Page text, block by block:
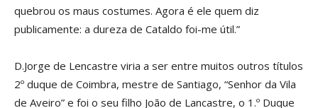
quebrou os maus costumes. Agora é ele quem diz
publicamente: a dureza de Cataldo foi-me útil.”
D.Jorge de Lencastre viria a ser entre muitos outros títulos
2º duque de Coimbra, mestre de Santiago, “Senhor da Vila
de Aveiro” e foi o seu filho João de Lancastre, o 1.º Duque